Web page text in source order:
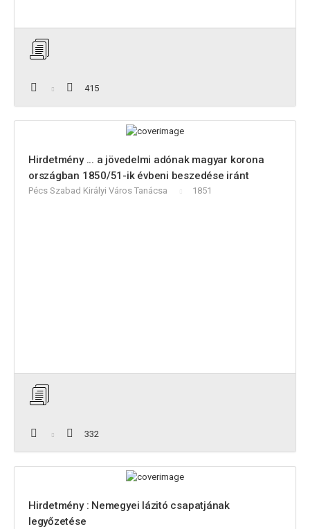
415
Hirdetmény ... a jövedelmi adónak magyar korona
országban 1850/51-ik évbeni beszedése iránt
Pécs Szabad Királyi Város Tanácsa 1851
332
Hirdetmény : Nemegyei lázitó csapatjának
legyőzetése